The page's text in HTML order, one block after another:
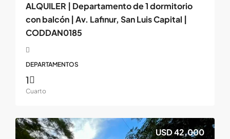
ALQUILER | Departamento de 1 dormitorio
con balcón | Av. Lafinur, San Luis Capital |
CODDAN0185
DEPARTAMENTOS
1
Cuarto
USD 42,000